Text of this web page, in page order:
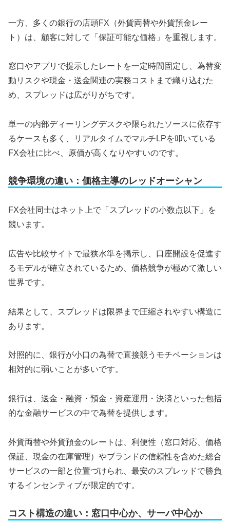
一方、多くの銀行の店頭FX（外貨両替や外貨預金レー
ト）は、顧客に対して「保証可能な価格」を重視します。
窓口やアプリで提示したレートを一定時間固定し、為替変
動リスクや現金・送金関連の実務コストまで織り込むた
め、スプレッドは広がりがちです。
単一の内部ディーリングデスクや限られたソースに依存す
るケースも多く、リアルタイムでマルチLPを叩いている
FX会社に比べ、原価が高くなりやすいのです。
競争環境の違い：価格主導のレッドオーシャン
FX会社同士はネット上で「スプレッドの小数点以下」を
競います。
広告や比較サイトで最狭水準を掲示し、口座開設を促進す
るモデルが確立されているため、価格競争が極めて激しい
世界です。
結果として、スプレッドは限界まで圧縮されやすい構造に
あります。
対照的に、銀行が小口の為替で直接競うモチベーションは
相対的に弱いことが多いです。
銀行は、送金・融資・預金・資産運用・決済といった包括
的な金融サービスの中で為替を提供します。
外貨両替や外貨預金のレートは、利便性（窓口対応、価格
保証、現金の在庫管理）やブランドの信頼性を含めた総合
サービスの一部と位置づけられ、最安のスプレッドで勝負
するインセンティブが限定的です。
コスト構造の違い：窓口中心か、サーバ中心か